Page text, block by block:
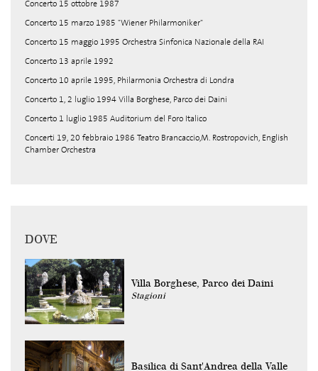
Concerto 15 ottobre 1987
Concerto 15 marzo 1985 "Wiener Philarmoniker"
Concerto 15 maggio 1995 Orchestra Sinfonica Nazionale della RAI
Concerto 13 aprile 1992
Concerto 10 aprile 1995, Philarmonia Orchestra di Londra
Concerto 1, 2 luglio 1994 Villa Borghese, Parco dei Daini
Concerto 1 luglio 1985 Auditorium del Foro Italico
Concerti 19, 20 febbraio 1986 Teatro Brancaccio,M. Rostropovich, English
Chamber Orchestra
DOVE
Villa Borghese, Parco dei Daini
Stagioni
Basilica di Sant'Andrea della Valle